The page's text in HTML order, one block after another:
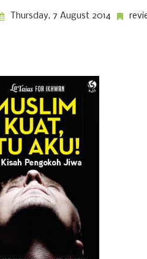
Thursday, 7 August 2014